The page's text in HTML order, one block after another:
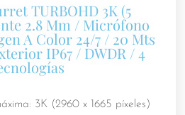
TURBOHD 3K (5
2.8 Mm / Micrófono
A Color 24/7 / 20 Mts
IP67 / DWDR / 4
3K (2960 x 1665 píxeles)